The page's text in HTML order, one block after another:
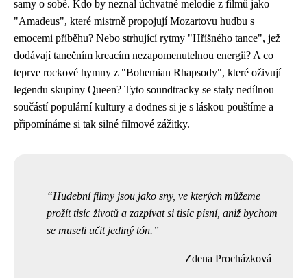
samy o sobě. Kdo by neznal úchvatné melodie z filmů jako
"Amadeus", které mistrně propojují Mozartovu hudbu s
emocemi příběhu? Nebo strhující rytmy "Hříšného tance", jež
dodávají tanečním kreacím nezapomenutelnou energii? A co
teprve rockové hymny z "Bohemian Rhapsody", které oživují
legendu skupiny Queen? Tyto soundtracky se staly nedílnou
součástí populární kultury a dodnes si je s láskou pouštíme a
připomínáme si tak silné filmové zážitky.
Hudební filmy jsou jako sny, ve kterých můžeme
prožít tisíc životů a zazpívat si tisíc písní, aniž bychom
se museli učit jediný tón.
Zdena Procházková